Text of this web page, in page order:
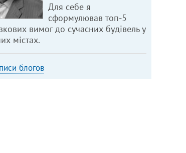
Для себе я
сформулював топ-5
вимог до сучасних будівель у
містах.
блогов